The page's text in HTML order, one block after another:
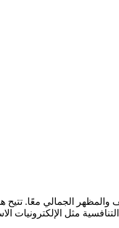
والمظهر الجمالي معًا.
مثل الإلكترونيات